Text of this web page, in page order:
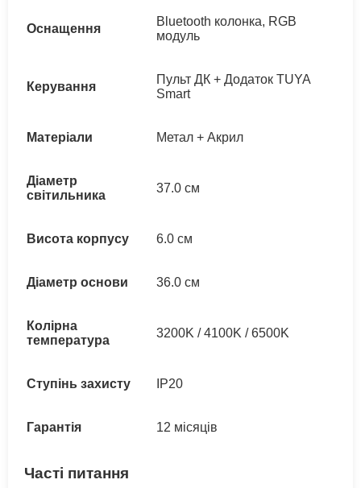
Оснащення
Bluetooth колонка, RGB
модуль
Керування
Пульт ДК + Додаток TUYA
Smart
Матеріали Метал + Акрил
Діаметр
світильника
37.0 см
Висота корпусу 6.0 см
Діаметр основи 36.0 см
Колірна
температура
3200K / 4100K / 6500K
Ступінь захисту IP20
Гарантія 12 місяців
Часті питання